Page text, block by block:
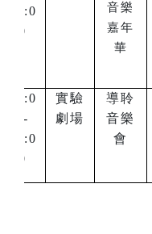
17:0
0
音樂
嘉年
華
16:0
0-
17:0
0
實驗
劇場
導聆
音樂
會